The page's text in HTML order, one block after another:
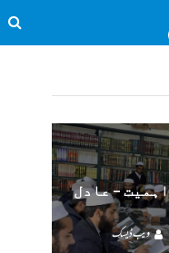
– عادل
ویب ڈیسک